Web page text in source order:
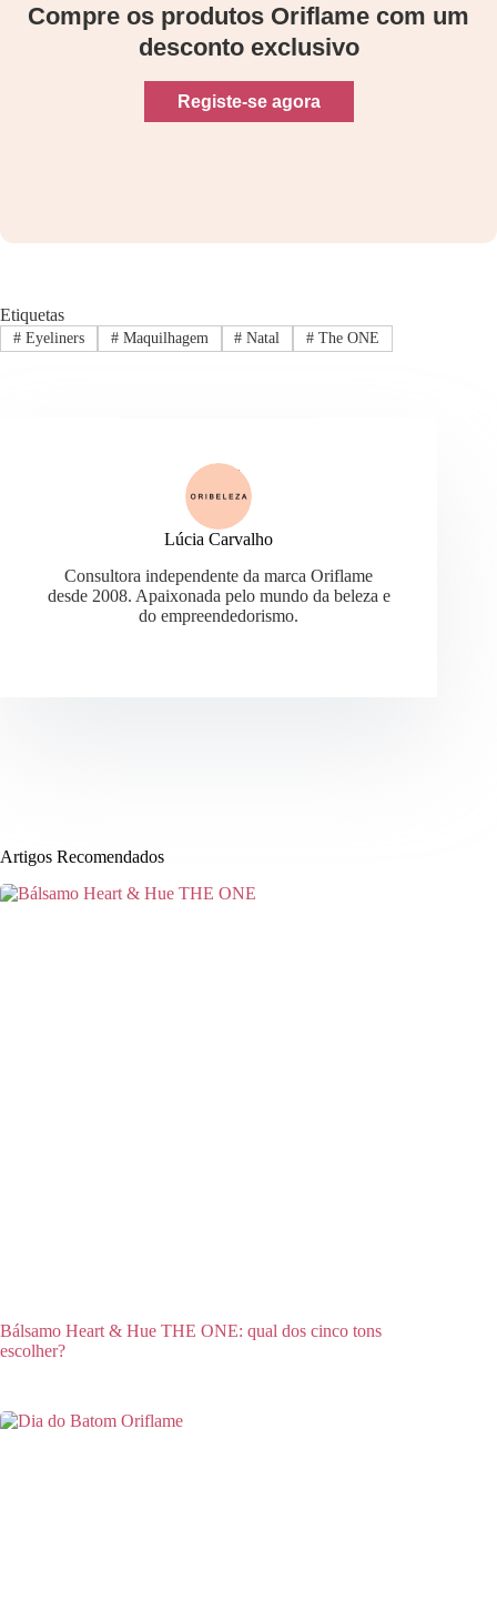
Compre os produtos Oriflame com um
desconto exclusivo
Registe-se agora
Etiquetas
#Eyeliners #Maquilhagem # Natal # The ONE
Lúcia Carvalho
Consultora independente da marca Oriflame
desde 2008. Apaixonada pelo mundo da beleza e
do empreendedorismo.
Artigos Recomendados
Bálsamo Heart & Hue THE ONE: qual dos cinco tons
escolher?